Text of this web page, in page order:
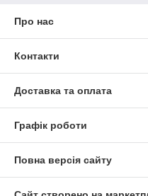
Про нас
Контакти
Доставка та оплата
Графік роботи
Повна версія сайту